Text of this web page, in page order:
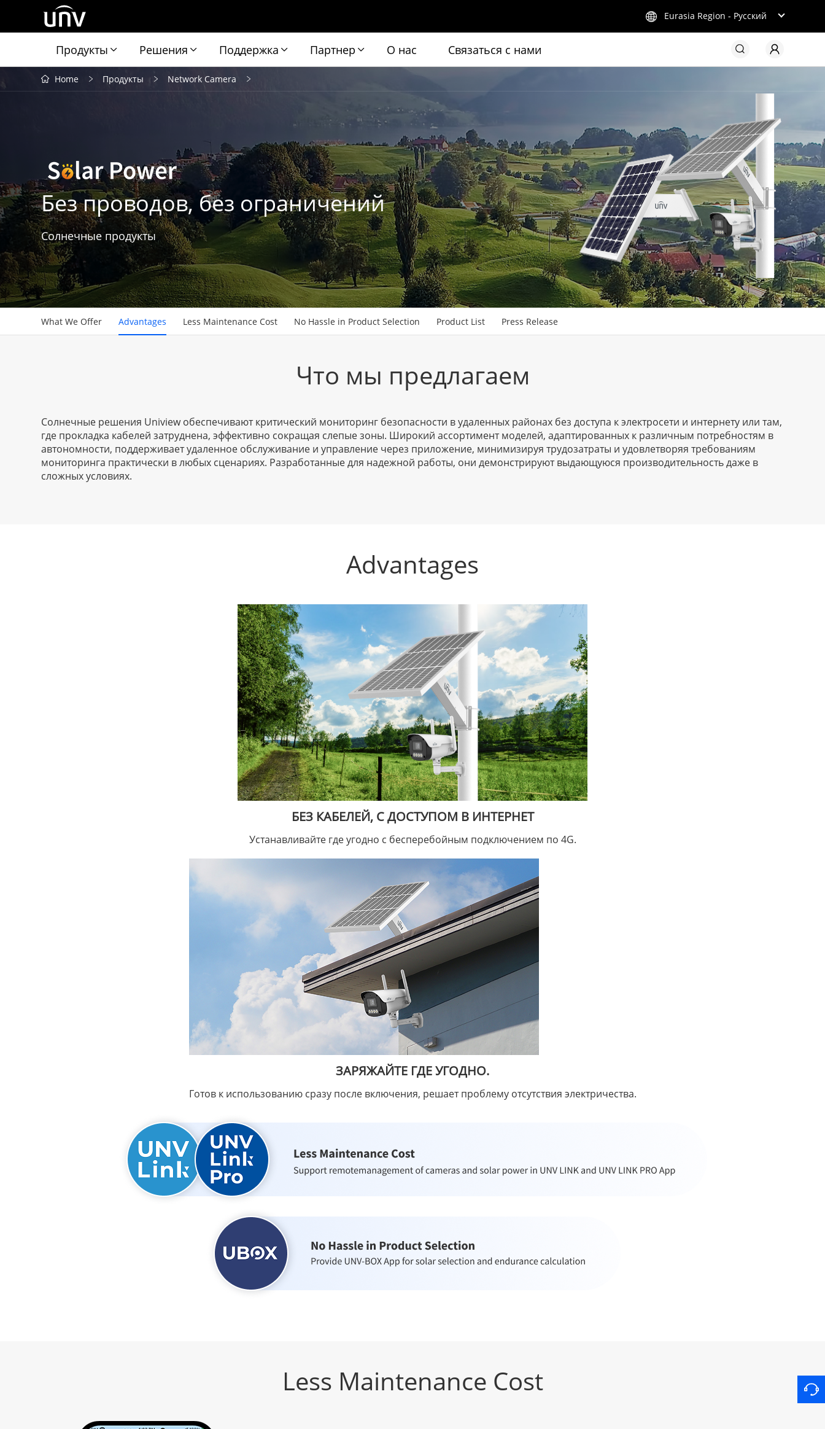
Eurasia Region - Русский
Продукты Решения Поддержка Партнер О нас Связаться с нами
Home Продукты Network Camera
Без проводов, без ограничений
Солнечные продукты
What We Offer Advantages Less Maintenance Cost No Hassle in Product Selection Product List Press Release
Что мы предлагаем
Солнечные решения Uniview обеспечивают критический мониторинг безопасности в удаленных районах без доступа к электросети и интернету или там,
где прокладка кабелей затруднена, эффективно сокращая слепые зоны. Широкий ассортимент моделей, адаптированных к различным потребностям в
автономности, поддерживает удаленное обслуживание и управление через приложение, минимизируя трудозатраты и удовлетворяя требованиям
мониторинга практически в любых сценариях. Разработанные для надежной работы, они демонстрируют выдающуюся производительность даже в
сложных условиях.
Advantages
БЕЗ КАБЕЛЕЙ, С ДОСТУПОМ В ИНТЕРНЕТ
Устанавливайте где угодно с бесперебойным подключением по 4G.
ЗАРЯЖАЙТЕ ГДЕ УГОДНО.
Готов к использованию сразу после включения, решает проблему отсутствия электричества.
Less Maintenance Cost